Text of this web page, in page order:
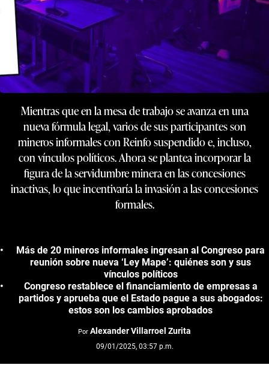
Mientras que en la mesa de trabajo se avanza en una
nueva fórmula legal, varios de sus participantes son
mineros informales con Reinfo suspendido e, incluso,
con vínculos políticos. Ahora se plantea incorporar la
figura de la servidumbre minera en las concesiones
inactivas, lo que incentivaría la invasión a las concesiones
formales.
Más de 20 mineros informales ingresan al Congreso para
reunión sobre nueva ‘Ley Mape’: quiénes son y sus
vínculos políticos
Congreso restablece el financiamiento de empresas a
partidos y aprueba que el Estado pague a sus abogados:
estos son los cambios aprobados
Por Alexander Villarroel Zurita
09/01/2025, 03:57 p.m.